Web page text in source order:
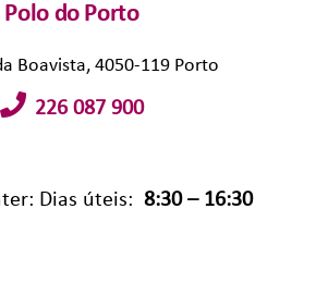
Polo do Porto
Boavista, 4050-119 Porto
226 087 900
Dias úteis: 8:30 – 16:30